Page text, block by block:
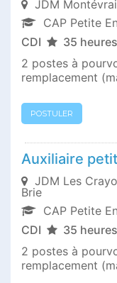
JDM
CAP Petite
CDI
35 heures
2 postes à
remplacement
POSTULER
Auxiliaire
JDM Les
Brie
CAP Petite
CDI
35 heures
2 postes à
remplacement